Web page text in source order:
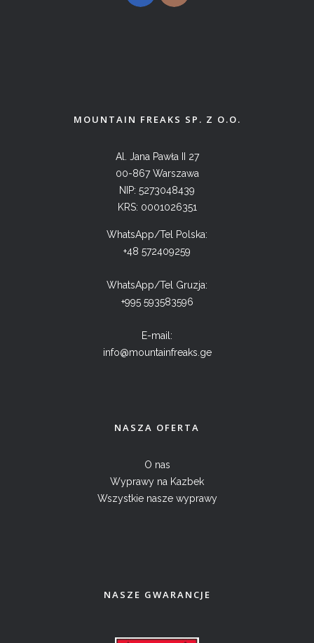
MOUNTAIN FREAKS SP. Z O.O.
Al. Jana Pawła II 27
00-867 Warszawa
NIP: 5273048439
KRS: 0001026351
WhatsApp/Tel Polska:
+48 572409259
WhatsApp/Tel Gruzja:
+995 593583596
E-mail:
info@mountainfreaks.ge
NASZA OFERTA
O nas
Wyprawy na Kazbek
Wszystkie nasze wyprawy
NASZE GWARANCJE